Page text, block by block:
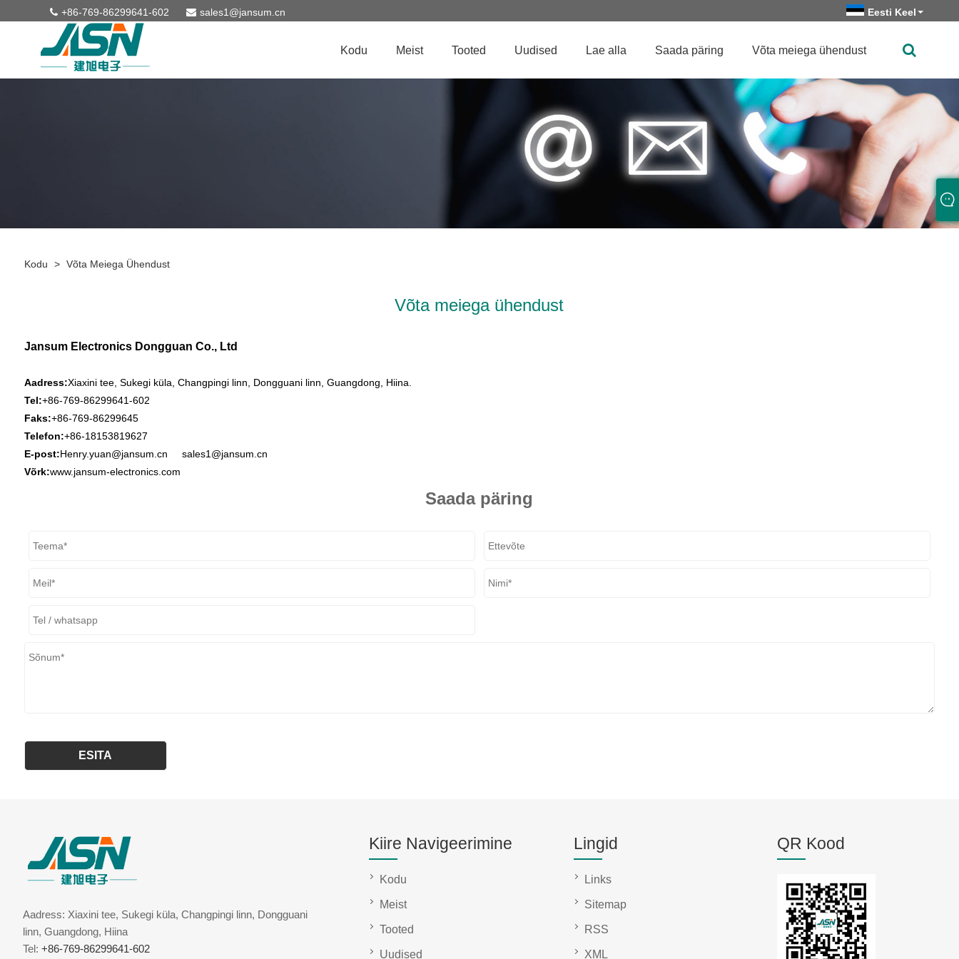
+86-769-86299641-602 sales1@jansum.cn Eesti Keel
Kodu Meist Tooted Uudised Lae alla Saada päring Võta meiega ühendust
Kodu > Võta Meiega Ühendust
Võta meiega ühendust
Jansum Electronics Dongguan Co., Ltd
Aadress:Xiaxini tee, Sukegi küla, Changpingi linn, Dongguani linn, Guangdong, Hiina.
Tel:+86-769-86299641-602
Faks:+86-769-86299645
Telefon:+86-18153819627
E-post:Henry.yuan@jansum.cn
sales1@jansum.cn
Võrk:www.jansum-electronics.com
Saada päring
Aadress: Xiaxini tee, Sukegi küla, Changpingi linn, Dongguani
linn, Guangdong, Hiina
Tel: +86-769-86299641-602
Kiire Navigeerimine
Kodu
Meist
Tooted
Uudised
Lingid
Links
Sitemap
RSS
XML
QR Kood